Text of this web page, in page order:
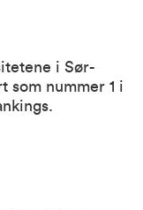
i Sør-
som nummer 1 i